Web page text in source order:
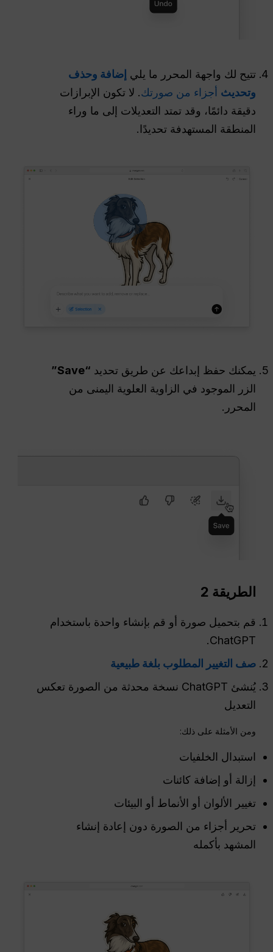
تتيح لك واجهة المحرر ما يلي إضافة وحذف
وتحديث أجزاء من صورتك. لا تكون الإبرازات
دقيقة دائمًا، وقد تمتد التعديلات إلى ما وراء
المنطقة المستهدفة تحديدًا.
يمكنك حفظ إبداعك عن طريق تحديد “Save”
الزر الموجود في الزاوية العلوية اليمنى من
المحرر.
الطريقة 2
قم بتحميل صورة أو قم بإنشاء واحدة باستخدام
ChatGPT.
صف التغيير المطلوب بلغة طبيعية
يُنشئ ChatGPT نسخة محدثة من الصورة تعكس
التعديل
ومن الأمثلة على ذلك:
استبدال الخلفيات
إزالة أو إضافة كائنات
تغيير الألوان أو الأنماط أو البيئات
تحرير أجزاء من الصورة دون إعادة إنشاء
المشهد بأكمله